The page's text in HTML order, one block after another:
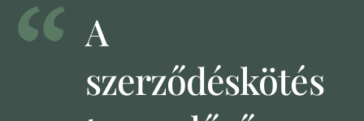
A
szerződéskötés